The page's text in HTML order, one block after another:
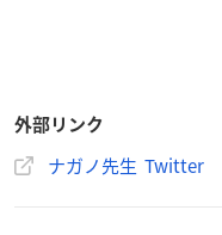
外部リンク
ナガノ先生 Twitter